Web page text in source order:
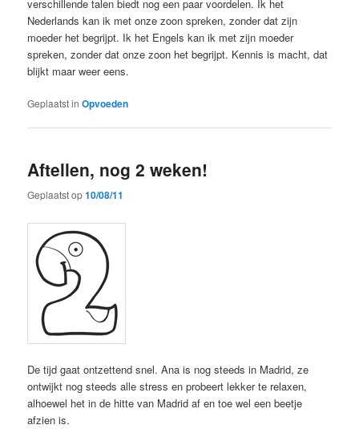
verschillende talen biedt nog een paar voordelen. Ik het
Nederlands kan ik met onze zoon spreken, zonder dat zijn
moeder het begrijpt. Ik het Engels kan ik met zijn moeder
spreken, zonder dat onze zoon het begrijpt. Kennis is macht, dat
blijkt maar weer eens.
Geplaatst in Opvoeden
Aftellen, nog 2 weken!
Geplaatst op10/08/11
De tijd gaat ontzettend snel. Ana is nog steeds in Madrid, ze
ontwijkt nog steeds alle stress en probeert lekker te relaxen,
alhoewel het in de hitte van Madrid af en toe wel een beetje
afzien is.